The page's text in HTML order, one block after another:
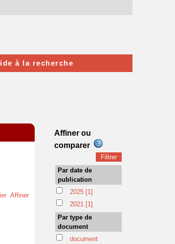
Affiner
à la recherche
Affiner ou
comparer
Par date de
publication
2025 [1]
2021 [1]
Par type de
document
document